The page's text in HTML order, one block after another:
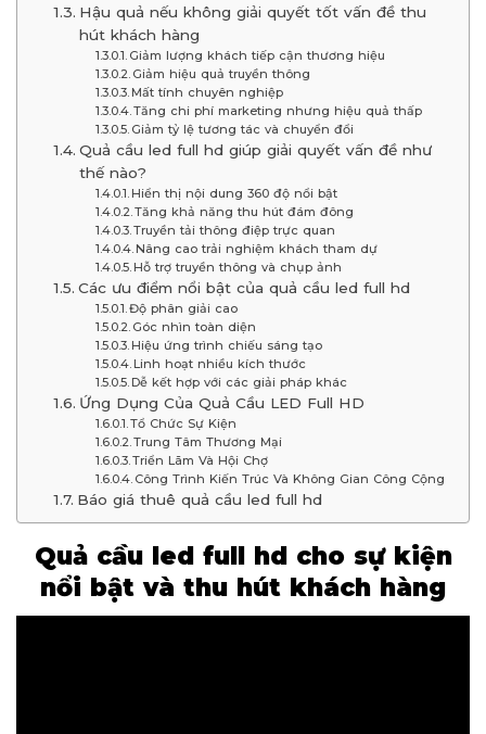
Hậu quả nếu không giải quyết tốt vấn đề thu
hút khách hàng
Giảm lượng khách tiếp cận thương hiệu
Giảm hiệu quả truyền thông
Mất tính chuyên nghiệp
Tăng chi phí marketing nhưng hiệu quả thấp
Giảm tỷ lệ tương tác và chuyển đổi
Quả cầu led full hd giúp giải quyết vấn đề như
thế nào?
Hiển thị nội dung 360 độ nổi bật
Tăng khả năng thu hút đám đông
Truyền tải thông điệp trực quan
Nâng cao trải nghiệm khách tham dự
Hỗ trợ truyền thông và chụp ảnh
Các ưu điểm nổi bật của quả cầu led full hd
Độ phân giải cao
Góc nhìn toàn diện
Hiệu ứng trình chiếu sáng tạo
Linh hoạt nhiều kích thước
Dễ kết hợp với các giải pháp khác
Ứng Dụng Của Quả Cầu LED Full HD
Tổ Chức Sự Kiện
Trung Tâm Thương Mại
Triển Lãm Và Hội Chợ
Công Trình Kiến Trúc Và Không Gian Công Cộng
Báo giá thuê quả cầu led full hd
Quả cầu led full hd cho sự kiện
nổi bật và thu hút khách hàng